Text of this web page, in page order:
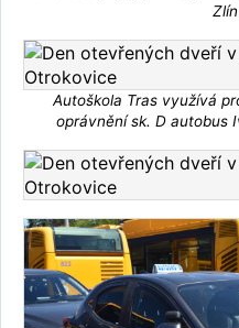
Autoškola Tras využívá
oprávnění sk. D autobus